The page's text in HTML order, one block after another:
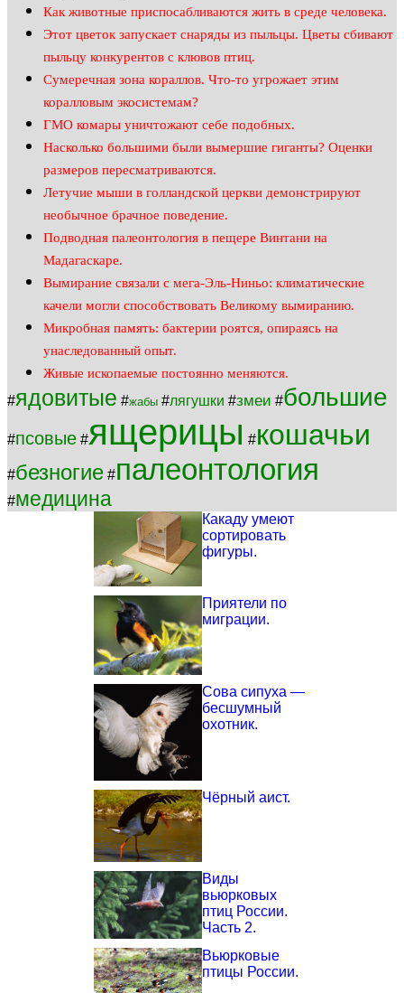
Как животные приспосабливаются жить в среде человека.
Этот цветок запускает снаряды из пыльцы. Цветы сбивают
пыльцу конкурентов с клювов птиц.
Сумеречная зона кораллов. Что-то угрожает этим
коралловым экосистемам?
ГМО комары уничтожают себе подобных.
Насколько большими были вымершие гиганты? Оценки
размеров пересматриваются.
Летучие мыши в голландской церкви демонстрируют
необычное брачное поведение.
Подводная палеонтология в пещере Винтани на
Мадагаскаре.
Вымирание связали с мега-Эль-Ниньо: климатические
качели могли способствовать Великому вымиранию.
Микробная память: бактерии роятся, опираясь на
унаследованный опыт.
Живые ископаемые постоянно меняются.
#ядовитые #жабы #лягушки #змеи #большие
#псовые #ящерицы #кошачьи
#безногие #палеонтология
#медицина
Какаду умеют
сортировать
фигуры.
Приятели по
миграции.
Сова сипуха —
бесшумный
охотник.
Чёрный аист.
Виды
вьюрковых
птиц России.
Часть 2.
Вьюрковые
птицы России.